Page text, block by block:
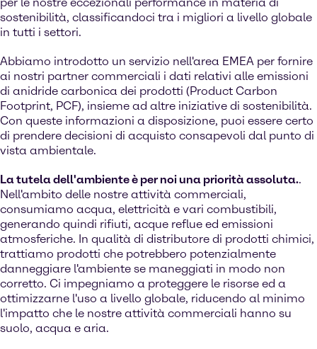
sostenibilità, classificandoci tra i migliori a livello globale
in tutti i settori.
Abbiamo introdotto un servizio nell'area EMEA per fornire
ai nostri partner commerciali i dati relativi alle emissioni
di anidride carbonica dei prodotti (Product Carbon
Footprint, PCF), insieme ad altre iniziative di sostenibilità.
Con queste informazioni a disposizione, puoi essere certo
di prendere decisioni di acquisto consapevoli dal punto di
vista ambientale.
La tutela dell'ambiente è per noi una priorità assoluta..
Nell'ambito delle nostre attività commerciali,
consumiamo acqua, elettricità e vari combustibili,
generando quindi rifiuti, acque reflue ed emissioni
atmosferiche. In qualità di distributore di prodotti chimici,
trattiamo prodotti che potrebbero potenzialmente
danneggiare l'ambiente se maneggiati in modo non
corretto. Ci impegniamo a proteggere le risorse ed a
ottimizzarne l'uso a livello globale, riducendo al minimo
l'impatto che le nostre attività commerciali hanno su
suolo, acqua e aria.